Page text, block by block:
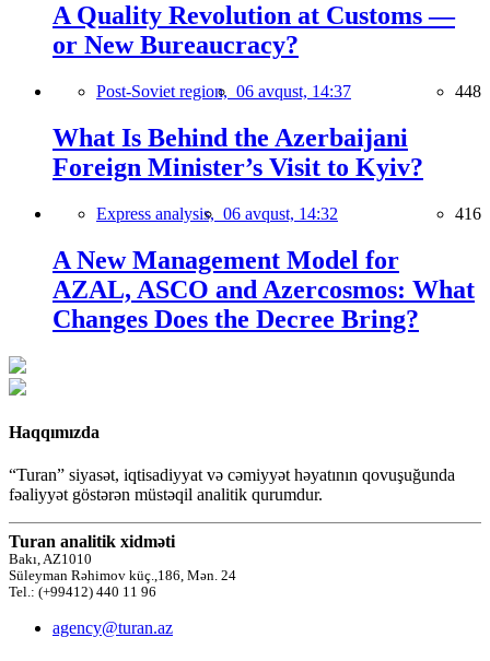
A Quality Revolution at Customs —
or New Bureaucracy?
Post-Soviet region, 06 avqust, 14:37 448
What Is Behind the Azerbaijani
Foreign Minister’s Visit to Kyiv?
Express analysis, 06 avqust, 14:32 416
A New Management Model for
AZAL, ASCO and Azercosmos: What
Changes Does the Decree Bring?
Haqqımızda
“Turan” siyasət, iqtisadiyyat və cəmiyyət həyatının qovuşuğunda
fəaliyyət göstərən müstəqil analitik qurumdur.
Turan analitik xidməti
Bakı, AZ1010
Süleyman Rəhimov küç.,186, Mən. 24
Tel.: (+99412) 440 11 96
agency@turan.az